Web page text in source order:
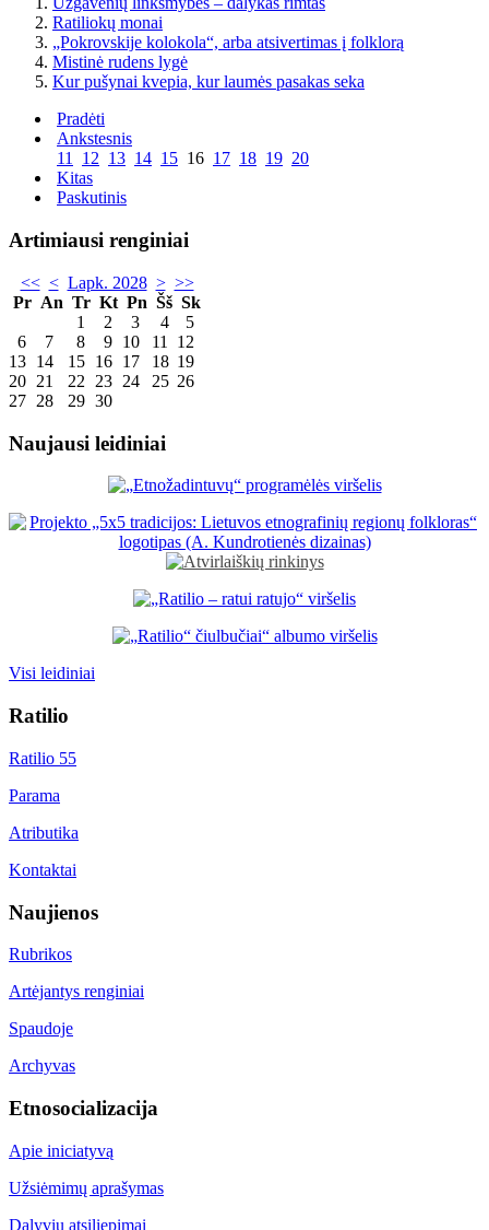
Ratiliokų monai
„Pokrovskije kolokola“, arba atsivertimas į folklorą
Mistinė rudens lygė
Kur pušynai kvepia, kur laumės pasakas seka
Pradėti
Ankstesnis
11 12 13 14 15 16 17 18 19 20
Kitas
Paskutinis
Artimiausi renginiai
<< < Lapk. 2028 > >>
Pr An Tr Kt Pn Šš Sk
1
2 3 4
5
6
7 8 9 10 11
12
13 14 15 16 17 18 19
20 21 22 23 24 25 26
27 28 29 30
Naujausi leidiniai
Visi leidiniai
Ratilio
Ratilio 55
Parama
Atributika
Kontaktai
Naujienos
Rubrikos
Artėjantys renginiai
Spaudoje
Archyvas
Etnosocializacija
Apie iniciatyvą
Užsiėmimų aprašymas
Dalyvių atsiliepimai